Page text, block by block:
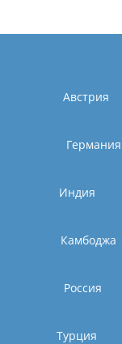
Австрия
Германия
Индия
Камбоджа
Россия
Турция